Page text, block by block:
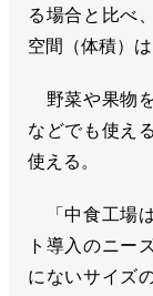
る場合と比べ
空間（体積）
野菜や果物
などでも使え
使える。
「中食工場
ト導入のニー
にないサイズ